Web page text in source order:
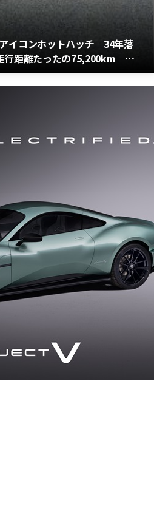
アイコンホットハッチ 34年落
行距離たったの75,200km 果